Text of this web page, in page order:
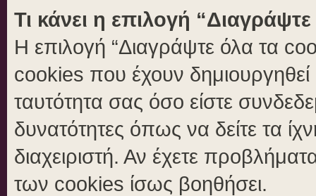
Τι κάνει η επιλογή
Η επιλογή “Διαγράψτε όλα τα
cookies που έχουν
ταυτότητα σας όσο είστε
δυνατότητες όπως να δείτε τα
διαχειριστή. Αν έχετε
των cookies ίσως βοηθήσει.